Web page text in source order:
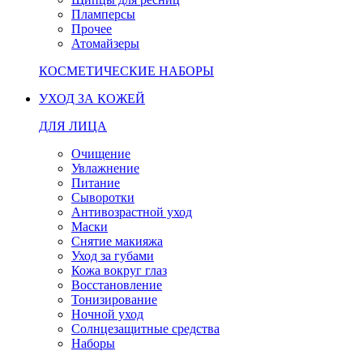
Пламперсы
Прочее
Атомайзеры
КОСМЕТИЧЕСКИЕ НАБОРЫ
УХОД ЗА КОЖЕЙ
ДЛЯ ЛИЦА
Очищение
Увлажнение
Питание
Сыворотки
Антивозрастной уход
Маски
Снятие макияжа
Уход за губами
Кожа вокруг глаз
Восстановление
Тонизирование
Ночной уход
Солнцезащитные средства
Наборы